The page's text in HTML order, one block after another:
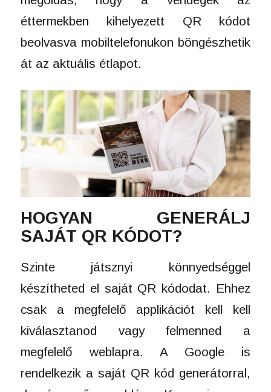
éttermekben kihelyezett QR kódot
beolvasva mobiltelefonukon böngészhetik
át az aktuális étlapot.
HOGYAN GENERÁLJ
SAJÁT QR KÓDOT?
Szinte játsznyi könnyedséggel
készítheted el saját QR kódodat. Ehhez
csak a megfelelő applikációt kell kell
kiválasztanod vagy felmenned a
megfelelő weblapra. A Google is
rendelkezik a saját QR kód generátorral,